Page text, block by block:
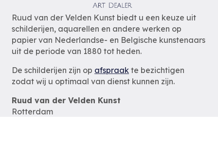
Ruud van der Velden Kunst biedt u een keuze uit
schilderijen, aquarellen en andere werken op
papier van Nederlandse- en Belgische kunstenaars
uit de periode van 1880 tot heden.
De schilderijen zijn op afspraak te bezichtigen
zodat wij u optimaal van dienst kunnen zijn.
Ruud van der Velden Kunst
Rotterdam